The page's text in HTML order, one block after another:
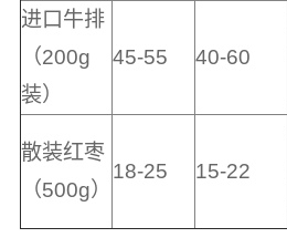
进口牛排
（200g
装）
45-55 40-60
散装红枣
（500g）
18-25 15-22